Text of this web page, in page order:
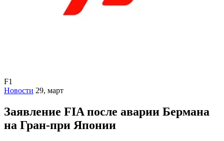
F1
Новости 29, март
Заявление FIA после аварии Бермана
на Гран-при Японии